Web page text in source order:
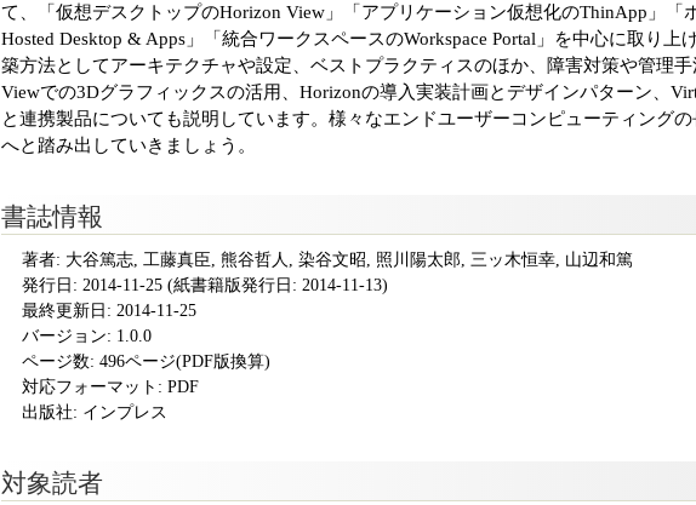
て、「仮想デスクトップのHorizon View」「アプリケーション仮想化のThinApp」「
Hosted Desktop & Apps」「統合ワークスペースのWorkspace Portal」を中心に取り
築方法としてアーキテクチャや設定、ベストプラクティスのほか、障害対策や管理
Viewでの3Dグラフィックスの活用、Horizonの導入実装計画とデザインパターン、
と連携製品についても説明しています。様々なエンドユーザーコンピューティング
へと踏み出していきましょう。
書誌情報
著者: 大谷篤志, 工藤真臣, 熊谷哲人, 染谷文昭, 照川陽太郎, 三ッ木恒幸, 山辺和篤
発行日: 2014-11-25(紙書籍版発行日: 2014-11-13)
最終更新日: 2014-11-25
バージョン: 1.0.0
ページ数: 496ページ(PDF版換算)
対応フォーマット: PDF
出版社: インプレス
対象読者